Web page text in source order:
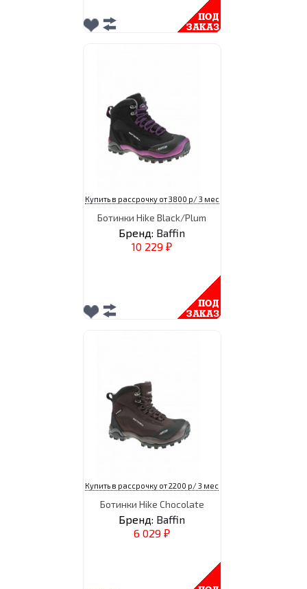
Купить в рассрочку от 3800 р/ 3 мес
Ботинки Hike Black/Plum
Бренд: Baffin
10 229 ₽
Купить в рассрочку от 2200 р/ 3 мес
Ботинки Hike Chocolate
Бренд: Baffin
6 029 ₽